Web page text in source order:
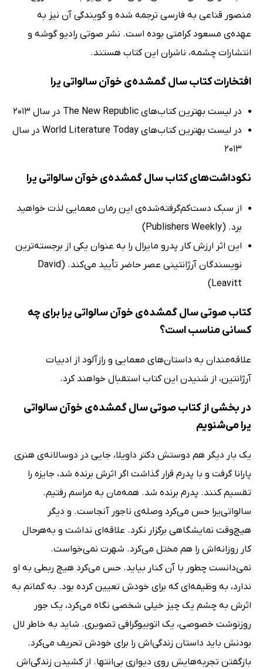
منصور قناعی به فارسی ترجمه شده و گویندگی آن نیز به
عهده‌ی مسعود کرامتی بوده است. نشر صوتی رادیو گوشه و
انتشارات چشمه، ناشران این کتاب هستند.
افتخارات کتاب سال گمشده‌ی خوآن سالواتی یرا
در لیست بهترین کتاب‌های The New Republic در سال 2013
در لیست بهترین کتاب‌های World Literature Today در سال
2013
نکوداشت‌های کتاب سال گمشده‌ی خوآن سالواتی یرا
از سبک دست‌کم‌گرفته‌شده‌ی این رمان معمایی لذت خواهید
برد. (Publishers Weekly)
این اثر ارزش کار پدرو مایرال را به عنوان یکی از برجسته‌ترین
نویسندگان آرژانتینی عصر حاضر تأیید می‌کند. (David
Leavitt)
کتاب صوتی سال گمشده‌ی خوآن سالواتی یرا برای چه
کسانی مناسب است؟
علاقه‌مندان به داستان‌های معمایی و رازآلود از ادبیات
آرژانتین، از شنیدن این کتاب استقبال خواهند کرد.
در بخشی از کتاب صوتی سال گمشده‌ی خوآن سالواتی
یرا می‌شنویم
یک بار دیگر هم دوستش دکتر داویلا، جایی در دوسالانه‌ی هنری
پارانا گرفت و با پدرم قرار گذاشت اگر اثرش برنده شد، جایزه را
تقسیم کنند. پدرم برنده شد. همه‌مان به مراسم رفتیم.
سالواتی‌یرا حس می‌کرد وصله‌ی ناجور آنجاست. و دیگر
هیچ‌وقت نمایشگاهی برگزار نکرد. علاقه‌ای نداشت و به‌هرحال
کار روزانه‌اش را هم مختل می‌کرد. شهرت نمی‌خواست.
نمی‌دانست چطور با آن کنار بیاید. حس می‌کرد هیچ ربطی به او
ندارد، به وظیفه‌ای که برای خودش تعیین کرده بود. به گمانم به
اثرش به چشم یک چیز خیلی شخصی نگاه می‌کرد، یک جور
روزنوشت خصوصی، یک اتوبیوگرافی تصویری. شاید به خاطر لال
بودنش باید داستان زندگی‌اش را برای خودش تحریف می‌کرد.
بازگفتن تجربه‌هایش روی دیواری بی‌انتها. از کشیدن زندگی‌اش